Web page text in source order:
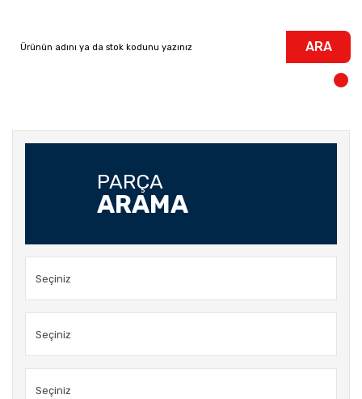
ARA
PARÇA
ARAMA